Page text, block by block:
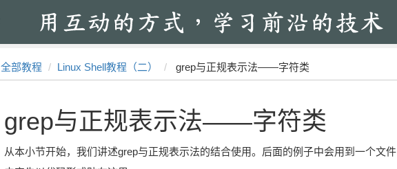
全部教程 Linux Shell教程（二） grep与正规表示法——字符类
grep与正规表示法——字符类
从本小节开始，我们讲述grep与正规表示法的结合使用。后面的例子中会用到一个文件